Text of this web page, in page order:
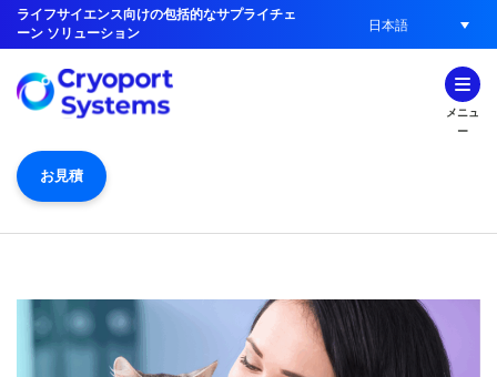
ライフサイエンス向けの包括的なサプライチェ
ーン ソリューション
日本語
メニュ
ー
お見積